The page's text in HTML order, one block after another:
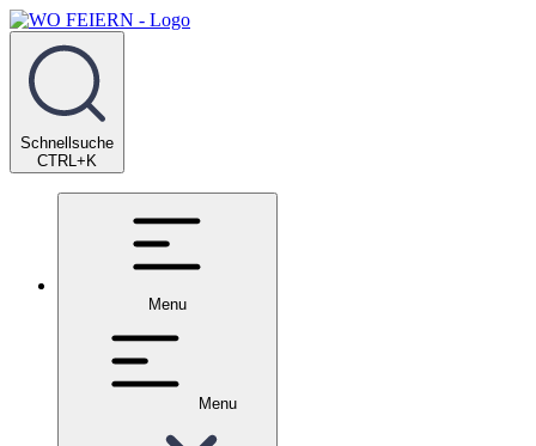
Schnellsuche
CTRL+K
Menu
Menu